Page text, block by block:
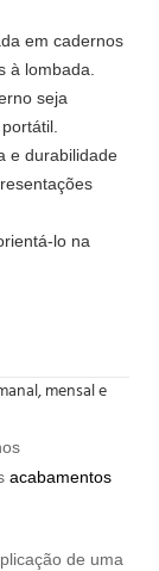
em cadernos
à lombada.
seja
e durabilidade
lo na
acabamentos
de uma